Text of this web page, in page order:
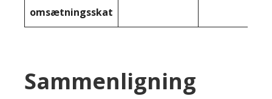
omsætningsskat
Sammenligning